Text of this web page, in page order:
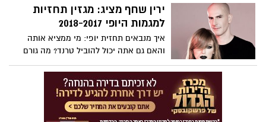
לאופנה ובגדול את בגדי הגוף והם מדליקים
וסקסיים מתמיד
ירין שחף מציג: מגזין תחזיות
למגמות היופי 2018-2017
איך מנבאים תחזית יופי: מי ממציא אותה
והאם גם אתה יכול להוביל טרנד? מה גורם
למיליוני נשים בעולם להתאפר בסגנון כזה או
אחר? מהו סוד קסמה של אופנה חוצה יבשות,
ולמה כולם פותחים ארנק כדי להיראות
מיוחדים אבל כמו כל האחרים? חשיפת המגזין
החדש לתחזיות העתיד של ירין שחף, מגלה